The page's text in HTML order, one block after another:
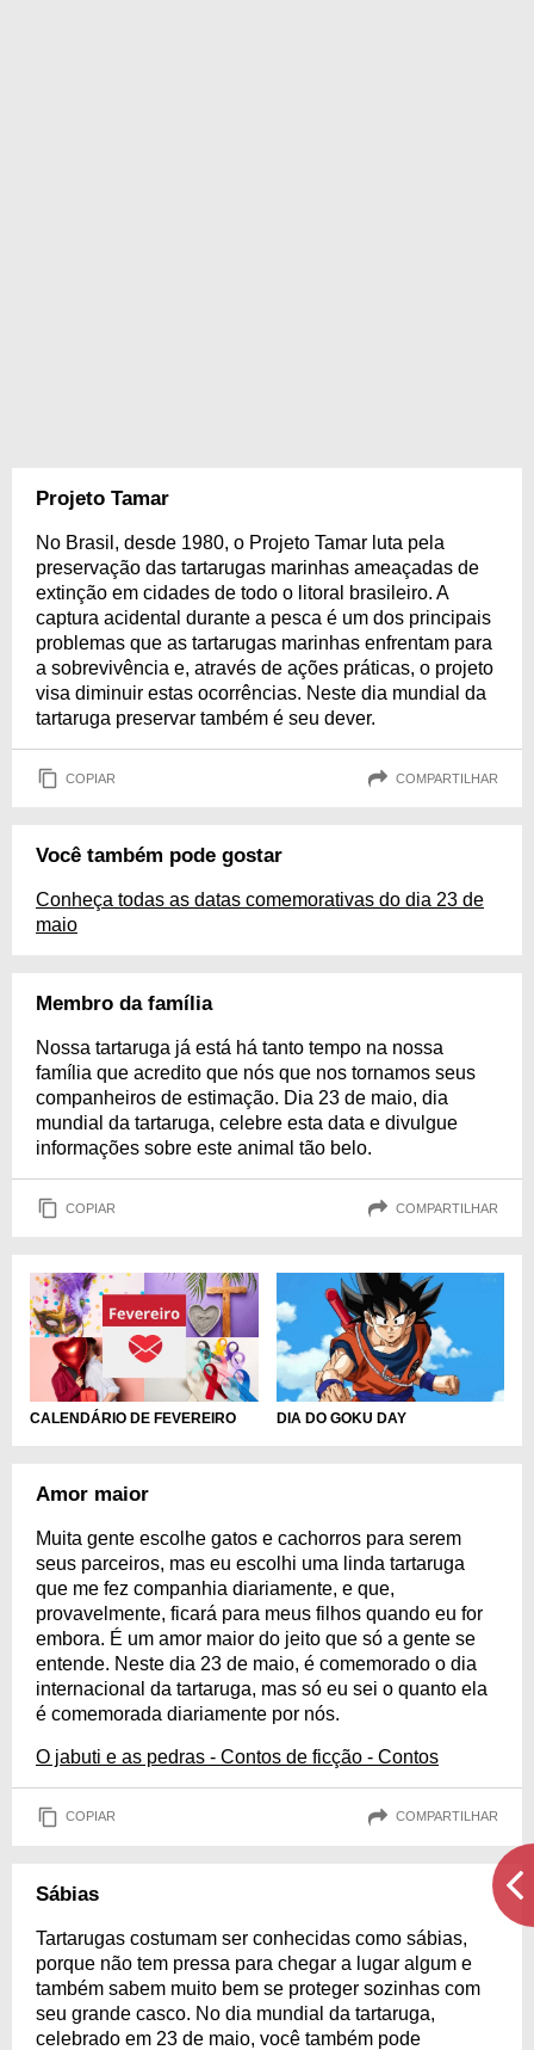
Projeto Tamar
No Brasil, desde 1980, o Projeto Tamar luta pela
preservação das tartarugas marinhas ameaçadas de
extinção em cidades de todo o litoral brasileiro. A
captura acidental durante a pesca é um dos principais
problemas que as tartarugas marinhas enfrentam para
a sobrevivência e, através de ações práticas, o projeto
visa diminuir estas ocorrências. Neste dia mundial da
tartaruga preservar também é seu dever.
COPIAR COMPARTILHAR
Você também pode gostar
Conheça todas as datas comemorativas do dia 23 de
maio
Membro da família
Nossa tartaruga já está há tanto tempo na nossa
família que acredito que nós que nos tornamos seus
companheiros de estimação. Dia 23 de maio, dia
mundial da tartaruga, celebre esta data e divulgue
informações sobre este animal tão belo.
COPIAR COMPARTILHAR
CALENDÁRIO DE FEVEREIRO DIA DO GOKU DAY
Amor maior
Muita gente escolhe gatos e cachorros para serem
seus parceiros, mas eu escolhi uma linda tartaruga
que me fez companhia diariamente, e que,
provavelmente, ficará para meus filhos quando eu for
embora. É um amor maior do jeito que só a gente se
entende. Neste dia 23 de maio, é comemorado o dia
internacional da tartaruga, mas só eu sei o quanto ela
é comemorada diariamente por nós.
O jabuti e as pedras - Contos de ficção - Contos
COPIAR COMPARTILHAR
Sábias
Tartarugas costumam ser conhecidas como sábias,
porque não tem pressa para chegar a lugar algum e
também sabem muito bem se proteger sozinhas com
seu grande casco. No dia mundial da tartaruga,
celebrado em 23 de maio, você também pode